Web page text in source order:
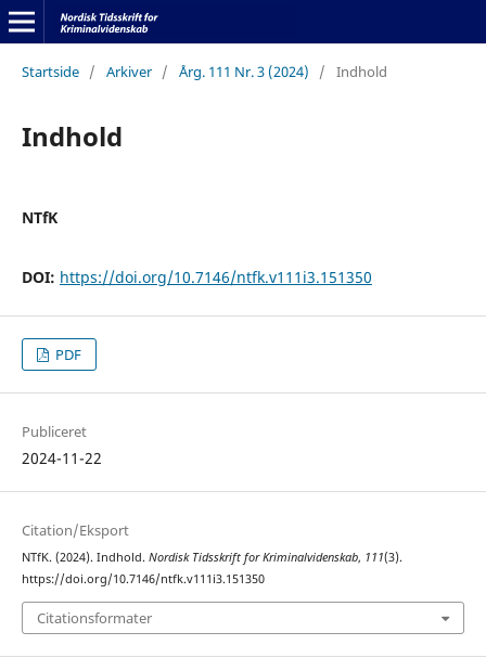
Startside / Arkiver / Årg. 111 Nr. 3 (2024) / Indhold
Indhold
NTfK
DOI: https://doi.org/10.7146/ntfk.v111i3.151350
PDF
Publiceret
2024-11-22
Citation/Eksport
NTfK. (2024). Indhold. Nordisk Tidsskrift for Kriminalvidenskab, 111(3).
https://doi.org/10.7146/ntfk.v111i3.151350
Citationsformater